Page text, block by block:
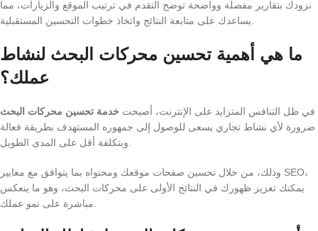
نزودك بتقارير مفصلة وواضحة توضح التقدم في ترتيب الموقع والزيارات، مما
ما هي أهمية تحسين محركات البحث لنشاط
عملك؟
في ظل التنافس المتزايد على الإنترنت، أصبحت خدمة تحسين محركات البحث
ضرورة لأي نشاط تجاري يسعى للوصول إلى جمهوره المستهدف بطريقة فعالة
وذلك، من خلال تحسين صفحات موقعك ومحتواه بما يتوافق مع معايير SEO،
يمكنك تعزيز ظهورك في النتائج الأولى على محركات البحث، وهو ما ينعكس